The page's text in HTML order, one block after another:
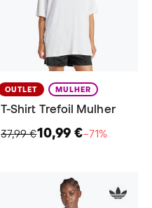
OUTLET MULHER
T-Shirt Trefoil Mulher
37,99 €10,99 €−71%